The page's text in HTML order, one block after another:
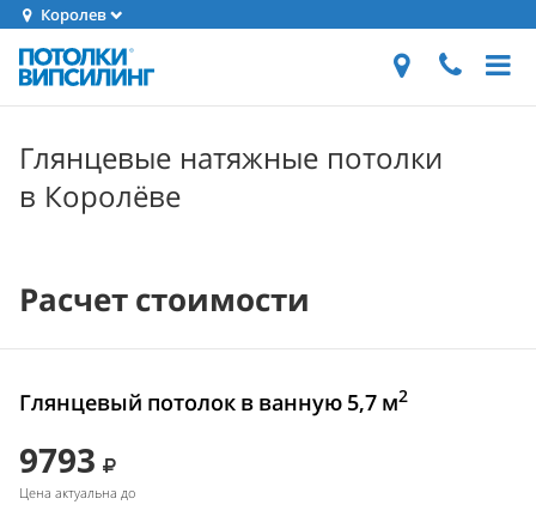
Королев
Глянцевые натяжные потолки
в Королёве
Расчет стоимости
Глянцевый потолок в ванную 5,7 м2
9793
Цена актуальна до